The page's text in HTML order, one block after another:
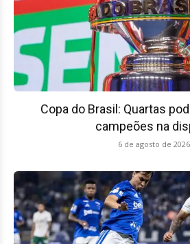
Copa do Brasil: Quartas
campeões na
6 de agosto de 2026